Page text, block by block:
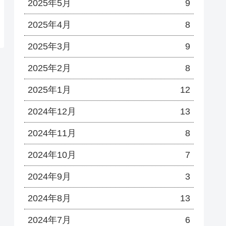
2025年5月 9
2025年4月 8
2025年3月 9
2025年2月 8
2025年1月 12
2024年12月 13
2024年11月 8
2024年10月 7
2024年9月 3
2024年8月 13
2024年7月 6